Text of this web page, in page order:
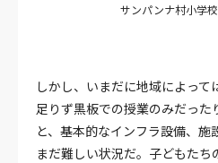
サンパンナ村小学
しかし、いまだに地域によって
足りず黒板での授業のみだった
と、基本的なインフラ設備、施
まだ難しい状況だ。子どもた